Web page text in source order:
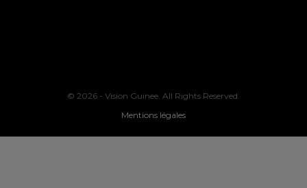
© 2026 - Vision Guinee. All Rights Reserved.
Mentions légales